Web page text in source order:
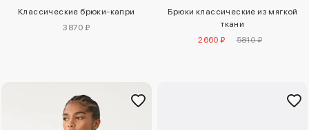
Классические брюки-капри
3870 ₽
Брюки классические из мягкой
ткани
2660 ₽
5810 ₽